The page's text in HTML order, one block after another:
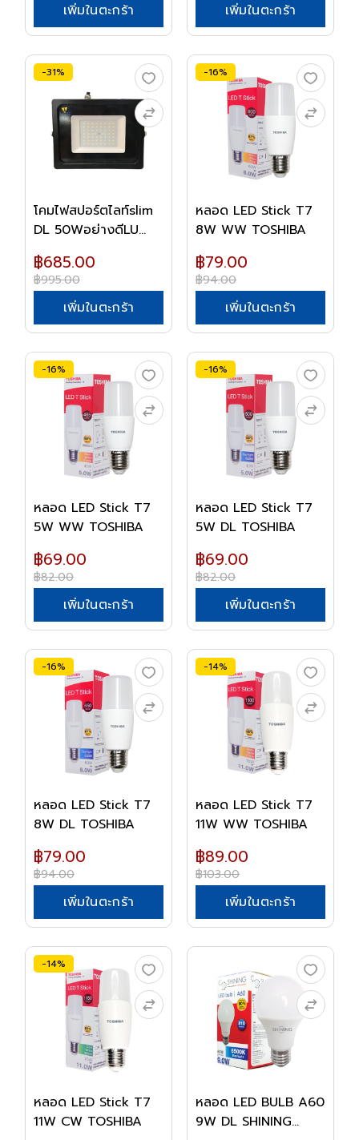
เพิ่มในตะกร้า เพิ่มในตะกร้า
-31%
โคมไฟสปอร์ตไลท์slim
DL 50Wอย่างดีLU...
฿685.00
฿995.00
เพิ่มในตะกร้า
-16%
หลอด LED Stick T7
8W WW TOSHIBA
฿79.00
฿94.00
เพิ่มในตะกร้า
-16%
หลอด LED Stick T7
5W WW TOSHIBA
฿69.00
฿82.00
เพิ่มในตะกร้า
-16%
หลอด LED Stick T7
5W DL TOSHIBA
฿69.00
฿82.00
เพิ่มในตะกร้า
-16%
หลอด LED Stick T7
8W DL TOSHIBA
฿79.00
฿94.00
เพิ่มในตะกร้า
-14%
หลอด LED Stick T7
11W WW TOSHIBA
฿89.00
฿103.00
เพิ่มในตะกร้า
-14%
หลอด LED Stick T7
11W CW TOSHIBA
หลอด LED BULB A60
9W DL SHINING